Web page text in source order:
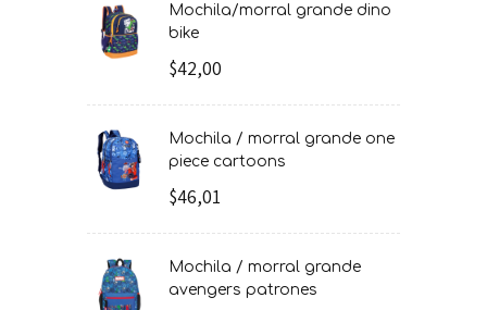
mochila/morral grande dino
bike
$42,00
mochila / morral grande one
piece cartoons
$46,01
mochila / morral grande
avengers patrones